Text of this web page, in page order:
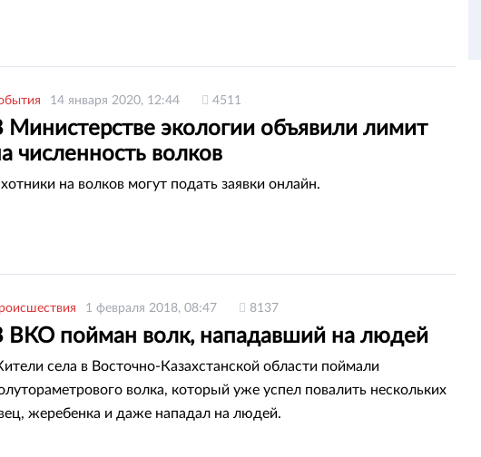
14 января 2020, 12:44 4511
Министерстве экологии объявили лимит
численность волков
на волков могут подать заявки онлайн.
1 февраля 2018, 08:47 8137
ВКО пойман волк, нападавший на людей
села в Восточно-Казахстанской области поймали
волка, который уже успел повалить нескольких
жеребенка и даже нападал на людей.